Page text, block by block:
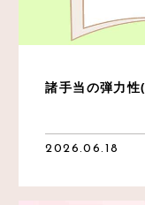
諸手当の弾力
2026.06.18